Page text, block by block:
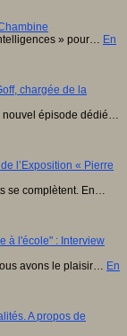
» pour… En
chargée de la
nouvel épisode dédié…
l’Exposition « Pierre
se complètent. En…
à l'école" : Interview
avons le plaisir… En
A propos de